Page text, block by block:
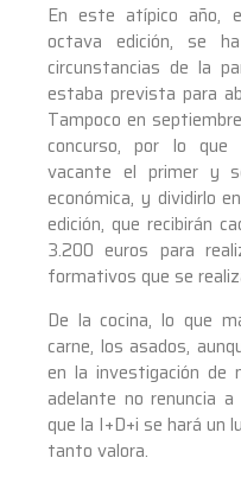
En este atípico año,
octava edición, se
circunstancias de la
estaba prevista para
Tampoco en
concurso, por lo que
vacante el primer y
económica, y dividirlo
edición, que recibirán
3.200 euros para
formativos que se
De la cocina, lo que
carne, los asados,
en la investigación de
adelante no renuncia
que la I+D+i se hará un
tanto valora.